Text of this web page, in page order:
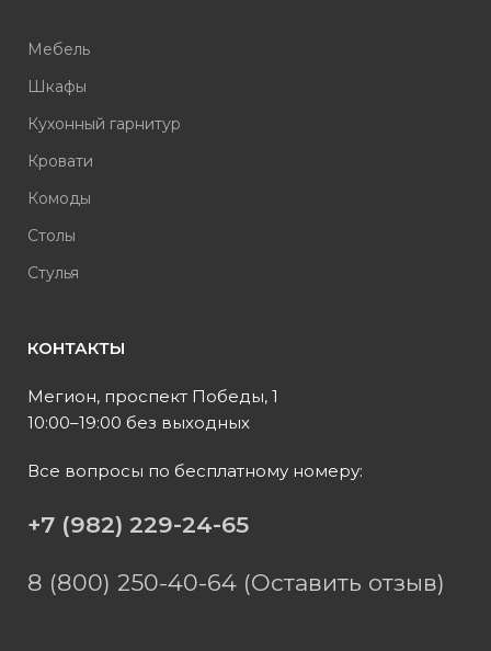
Мебель
Шкафы
Кухонный гарнитур
Кровати
Комоды
Столы
Стулья
КОНТАКТЫ
Мегион, проспект Победы, 1
10:00–19:00 без выходных
Все вопросы по бесплатному номеру:
+7 (982) 229-24-65
8 (800) 250-40-64 (Оставить отзыв)